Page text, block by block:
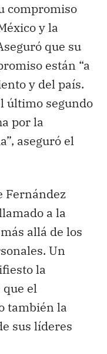
compromiso
y la
que su
están “a
y del país.
último segundo
por la
aseguró el
Fernández
a la
allá de los
Un
la
el
también la
sus líderes